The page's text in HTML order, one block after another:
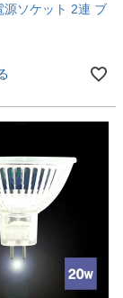
源ソケット 2連 ブ